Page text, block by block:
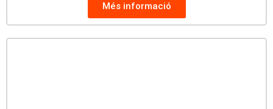
Més informació